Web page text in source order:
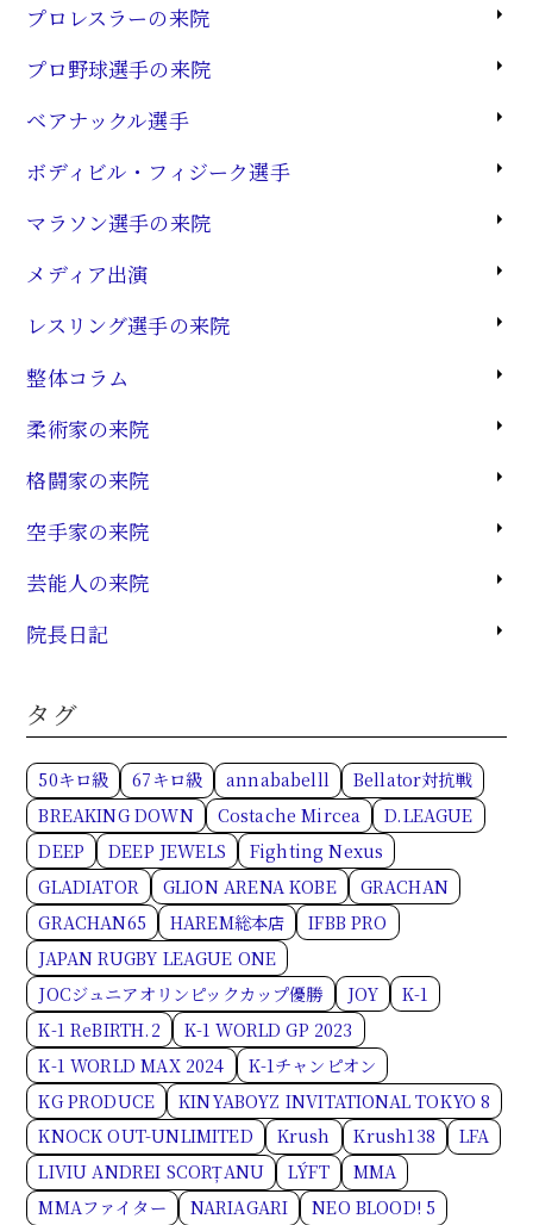
プロレスラーの来院
プロ野球選手の来院
ベアナックル選手
ボディビル・フィジーク選手
マラソン選手の来院
メディア出演
レスリング選手の来院
整体コラム
柔術家の来院
格闘家の来院
空手家の来院
芸能人の来院
院長日記
タグ
50キロ級 67キロ級 annababelll
Bellator対抗戦
BREAKING DOWN
Costache Mircea
D.LEAGUE
DEEP
DEEP JEWELS
Fighting Nexus
GLADIATOR
GLION ARENA KOBE
GRACHAN
GRACHAN65
HAREM総本店
IFBB PRO
JAPAN RUGBY LEAGUE ONE
JOCジュニアオリンピックカップ優勝
JOY
K-1
K-1 ReBIRTH.2
K-1 WORLD GP 2023
K-1 WORLD MAX 2024
K-1チャンピオン
KG PRODUCE
KINYABOYZ INVITATIONAL TOKYO 8
KNOCK OUT-UNLIMITED
Krush Krush138
LFA
LIVIU ANDREI SCORȚANU
LÝFT
MMA
MMAファイター
NARIAGARI NEO BLOOD! 5